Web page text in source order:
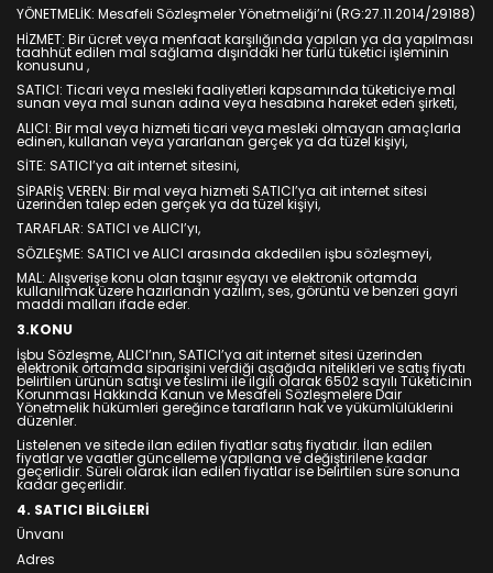
YÖNETMELİK: Mesafeli Sözleşmeler Yönetmeliği’ni (RG:27.11.2014/29188)
HİZMET: Bir ücret veya menfaat karşılığında yapılan ya da yapılması
taahhüt edilen mal sağlama dışındaki her türlü tüketici işleminin
konusunu ,
SATICI: Ticari veya mesleki faaliyetleri kapsamında tüketiciye mal
sunan veya mal sunan adına veya hesabına hareket eden şirketi,
ALICI: Bir mal veya hizmeti ticari veya mesleki olmayan amaçlarla
edinen, kullanan veya yararlanan gerçek ya da tüzel kişiyi,
SİTE: SATICI’ya ait internet sitesini,
SİPARİŞ VEREN: Bir mal veya hizmeti SATICI’ya ait internet sitesi
üzerinden talep eden gerçek ya da tüzel kişiyi,
TARAFLAR: SATICI ve ALICI’yı,
SÖZLEŞME: SATICI ve ALICI arasında akdedilen işbu sözleşmeyi,
MAL: Alışverişe konu olan taşınır eşyayı ve elektronik ortamda
kullanılmak üzere hazırlanan yazılım, ses, görüntü ve benzeri gayri
maddi malları ifade eder.
3.KONU
İşbu Sözleşme, ALICI’nın, SATICI’ya ait internet sitesi üzerinden
elektronik ortamda siparişini verdiği aşağıda nitelikleri ve satış fiyatı
belirtilen ürünün satışı ve teslimi ile ilgili olarak 6502 sayılı Tüketicinin
Korunması Hakkında Kanun ve Mesafeli Sözleşmelere Dair
Yönetmelik hükümleri gereğince tarafların hak ve yükümlülüklerini
düzenler.
Listelenen ve sitede ilan edilen fiyatlar satış fiyatıdır. İlan edilen
fiyatlar ve vaatler güncelleme yapılana ve değiştirilene kadar
geçerlidir. Süreli olarak ilan edilen fiyatlar ise belirtilen süre sonuna
kadar geçerlidir.
4. SATICI BİLGİLERİ
Ünvanı
Adres